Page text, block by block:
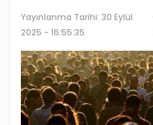
Yayınlanma Tarihi: 30 Eylül
2025 - 16:55:35